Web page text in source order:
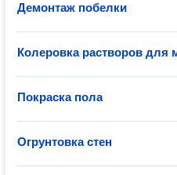
Демонтаж побелки
Колеровка растворов для
Покраска пола
Огрунтовка стен